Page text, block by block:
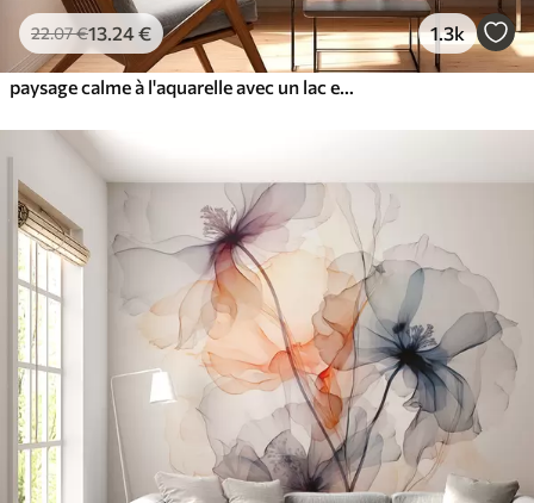
22.07€13 .24€ 1.3k